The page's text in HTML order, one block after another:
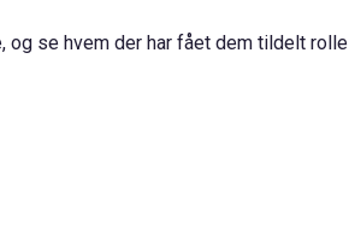
og se hvem der har fået dem tildelt rolle